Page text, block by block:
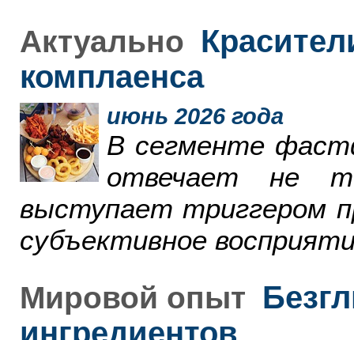
Актуально
комплаенса
июнь 2026 года
В сегменте
отвечает не
выступает триггером
субъективное
Мировой опыт
ингредиентов